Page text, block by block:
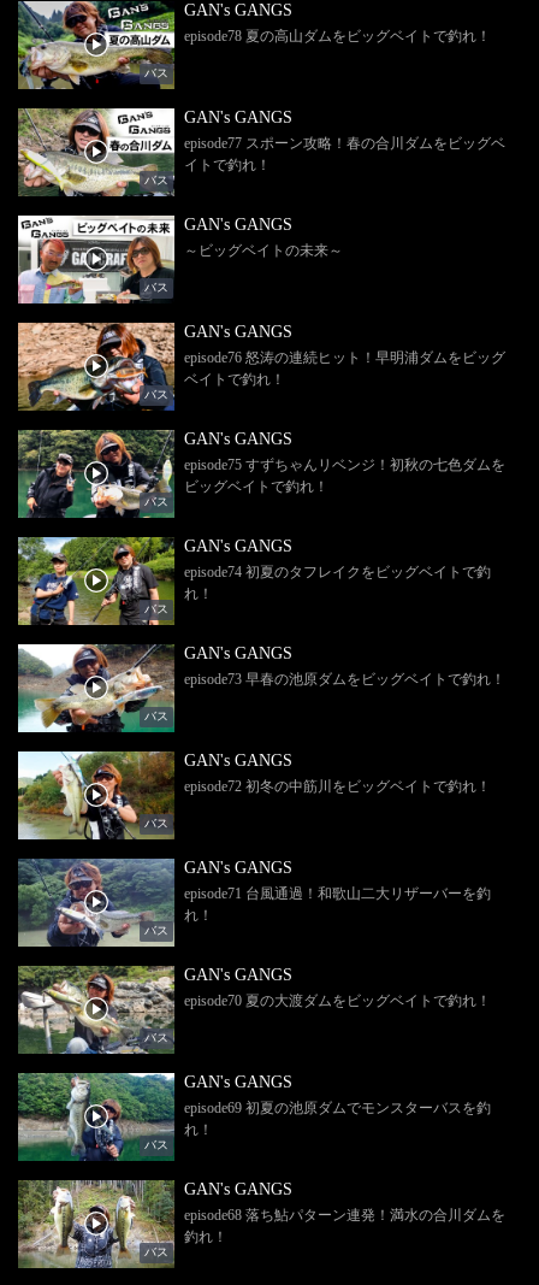
バス
GAN's GANGS
episode78 夏の高山ダムをビッグベイトで釣れ！
バス
GAN's GANGS
episode77 スポーン攻略！春の合川ダムをビッグベ
イトで釣れ！
バス
GAN's GANGS
～ビッグベイトの未来～
バス
GAN's GANGS
episode76 怒涛の連続ヒット！早明浦ダムをビッグ
ベイトで釣れ！
バス
GAN's GANGS
episode75 すずちゃんリベンジ！初秋の七色ダムを
ビッグベイトで釣れ！
バス
GAN's GANGS
episode74 初夏のタフレイクをビッグベイトで釣
れ！
バス
GAN's GANGS
episode73 早春の池原ダムをビッグベイトで釣れ！
バス
GAN's GANGS
episode72 初冬の中筋川をビッグベイトで釣れ！
バス
GAN's GANGS
episode71 台風通過！和歌山二大リザーバーを釣
れ！
バス
GAN's GANGS
episode70 夏の大渡ダムをビッグベイトで釣れ！
バス
GAN's GANGS
episode69 初夏の池原ダムでモンスターバスを釣
れ！
バス
GAN's GANGS
episode68 落ち鮎パターン連発！満水の合川ダムを
釣れ！